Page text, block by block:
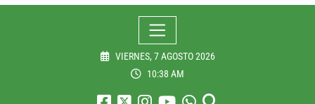
VIERNES, 7 AGOSTO 2026
10:38 AM